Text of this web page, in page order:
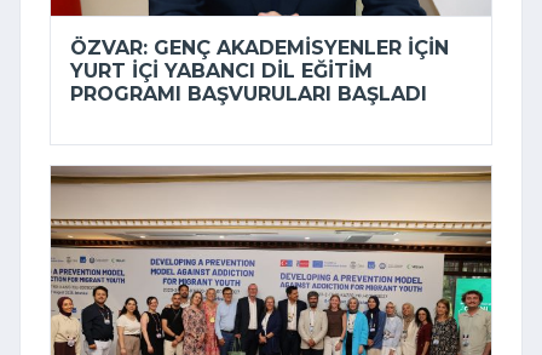
ÖZVAR: GENÇ AKADEMISYENLER IÇIN
YURT IÇI YABANCI DIL EĞITIM
PROGRAMI BAŞVURULARI BAŞLADI